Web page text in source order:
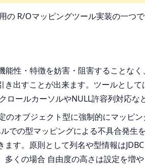
の R/Oマッピングツール実装の一つで
性・特徴を妨害・阻害することな
出すことが出来ます。ツールとし
ールカーソルやNULL許容列対応な
オブジェクト型に強制的にマッピ
での型マッピングによる不具合発
す。原則として列名や型情報は
くの場合 自由度の高さは設定を増